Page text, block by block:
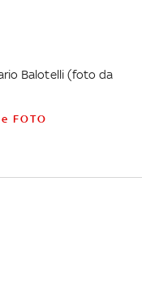
Balotelli (foto da
FOTO